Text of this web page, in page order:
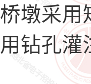
墩采
钻孔